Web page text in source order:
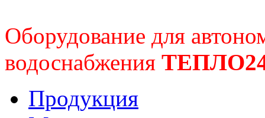
Оборудование для
водоснабжения
Продукция